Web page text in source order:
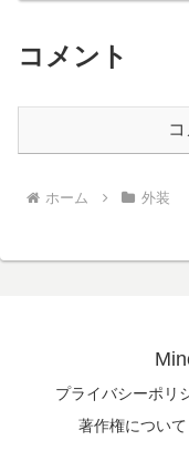
コメント
ホーム 外装
プライバシーポリ
著作権について